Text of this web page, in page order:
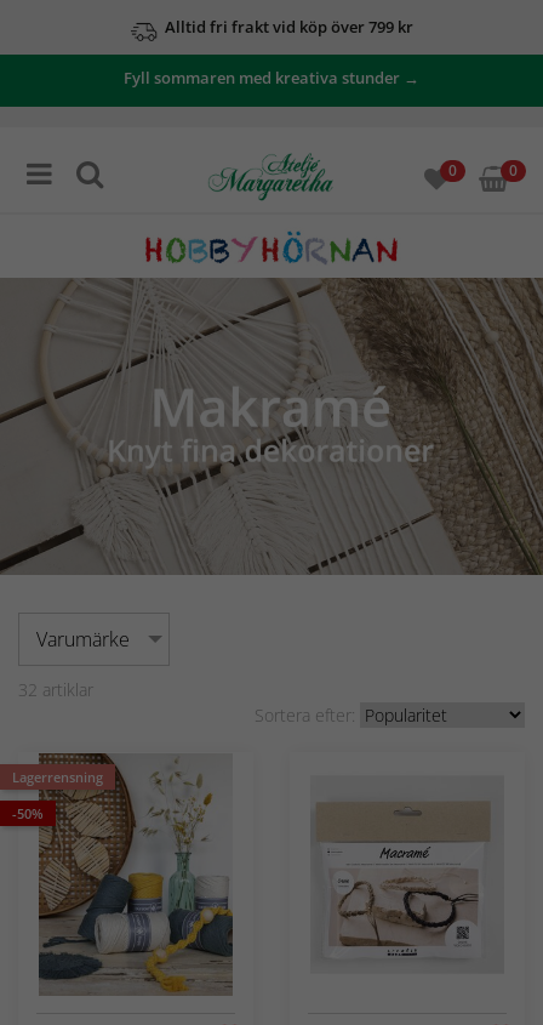
Se våra erbjudanden här
Fyll sommaren med kreativa stunder →
0 0
Varumärke
32 artiklar
Sortera efter:
Lagerrensning
-50%